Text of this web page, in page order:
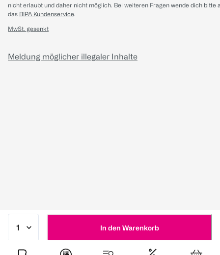
In den Warenkorb
nicht erlaubt und daher nicht möglich. Bei weiteren Fragen wende dich bitte
das BIPA Kundenservice.
MwSt. gesenkt
Meldung möglicher illegaler Inhalte